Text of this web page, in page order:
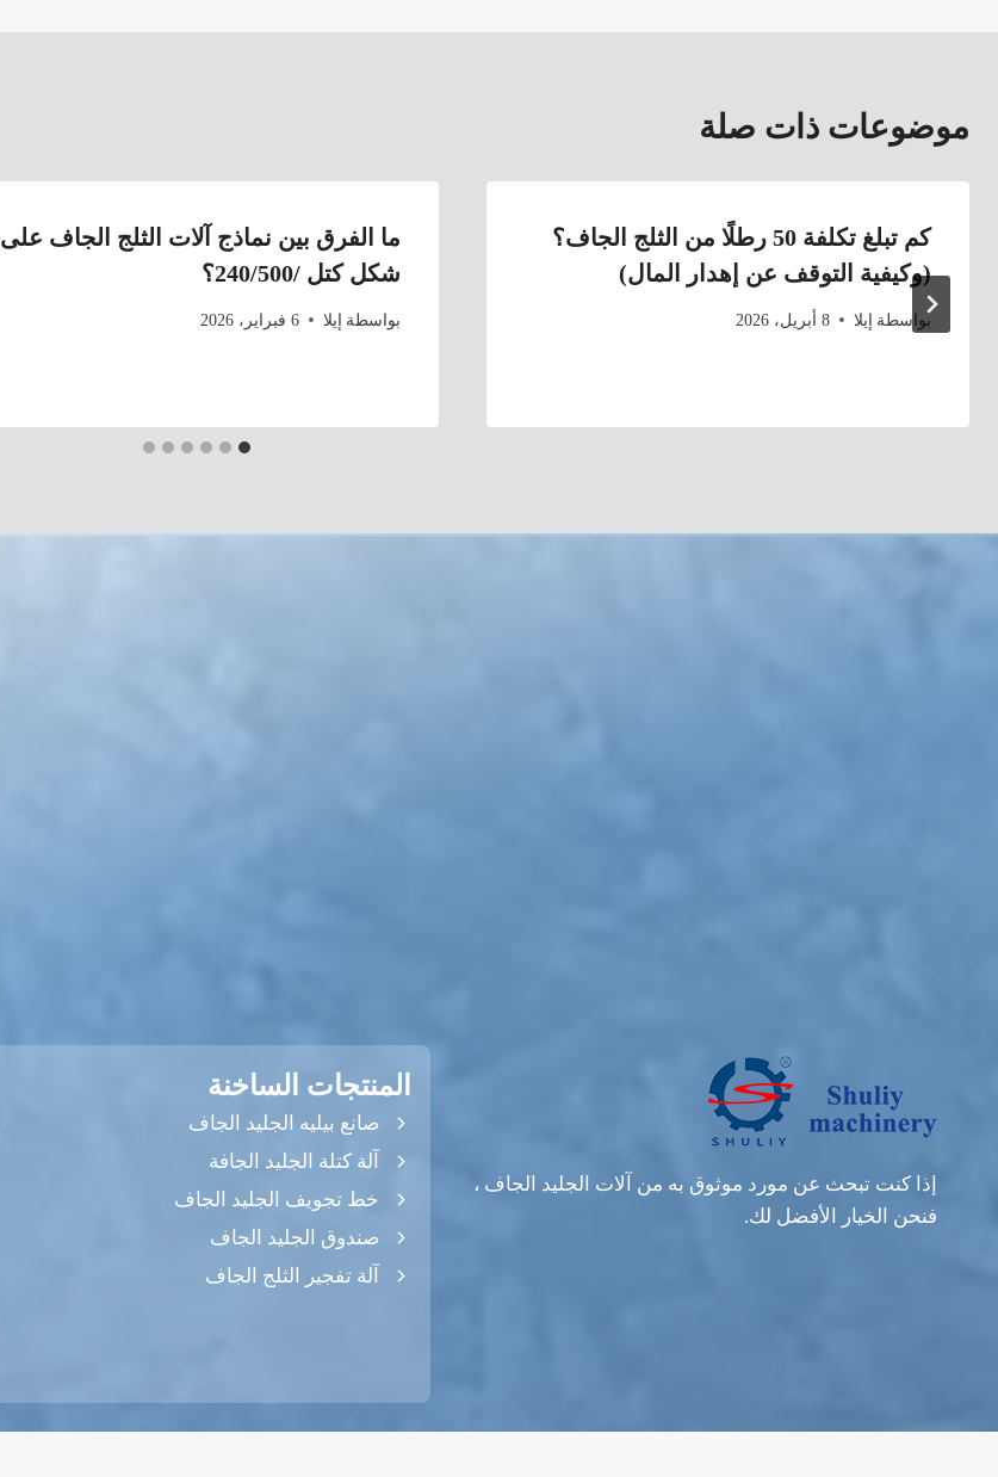
موضوعات ذات صلة
كم تبلغ تكلفة 50 رطلًا من الثلج الجاف؟
(وكيفية التوقف عن إهدار المال)
بواسطة إيلا 8 أبريل، 2026
ما الفرق بين نماذج آلات الثلج الجاف على
شكل كتل /240/500؟
بواسطة إيلا 6 فبراير، 2026
إذا كنت تبحث عن مورد موثوق به من آلات الجليد الجاف ،
فنحن الخيار الأفضل لك.
المنتجات الساخنة
صانع بيليه الجليد الجاف
آلة كتلة الجليد الجافة
خط تجويف الجليد الجاف
صندوق الجليد الجاف
آلة تفجير الثلج الجاف